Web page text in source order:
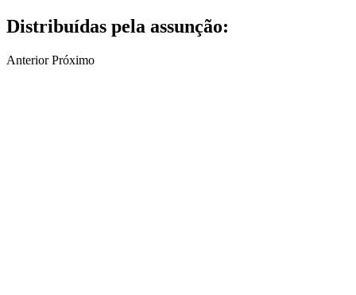
Distribuídas pela assunção:
Anterior Próximo